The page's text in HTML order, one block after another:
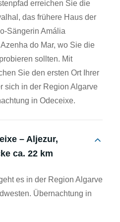
erreichen Sie die
das frühere Haus der
Sängerin Amália
do Mar, wo Sie die
sollten. Mit
Sie den ersten Ort Ihrer
sich in der Region Algarve
in Odeceixe.
– Aljezur,
ca. 22 km
es in der Region Algarve
Übernachtung in